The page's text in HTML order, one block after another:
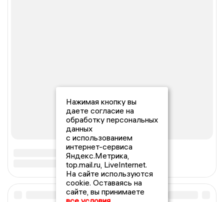
Нажимая кнопку вы
даете согласие на
обработку персональных
данных
с использованием
интернет-сервиса
Яндекс.Метрика,
top.mail.ru, LiveInternet.
На сайте используются
cookie. Оставаясь на
сайте, вы принимаете